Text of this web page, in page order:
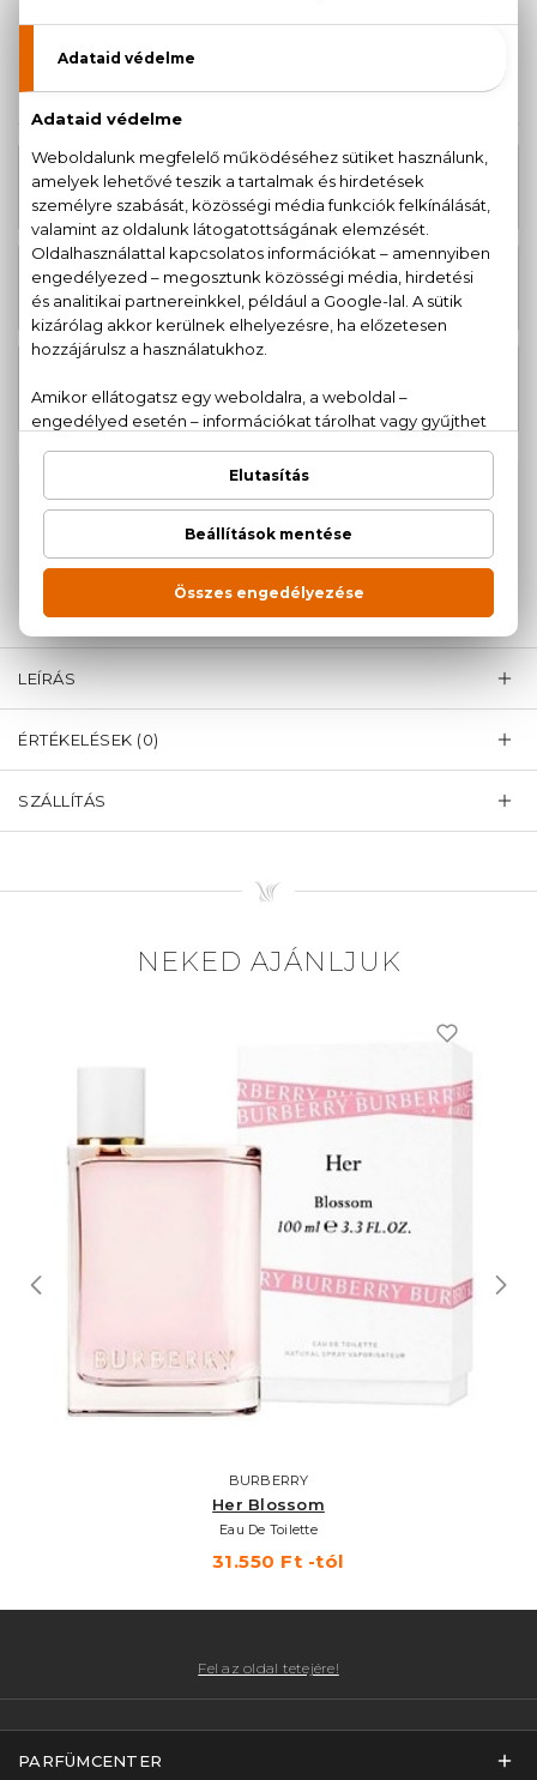
100 ml
Goddess Utántölthető Parfum
19.730 Ft
-tól
Goddess Eau De Parfum Szett
50+75 ml
28.470 Ft
Parfum Intense
100% eredeti termékek,14 napos visszaküldési
garanciával
20 779 1924
LEÍRÁS
ÉRTÉKELÉSEK (0)
SZÁLLÍTÁS
NEKED AJÁNLJUK
BURBERRY
Her Blossom
Eau De Toilette
31.550 Ft -tól
Fel az oldal tetejére!
PARFÜMCENTER